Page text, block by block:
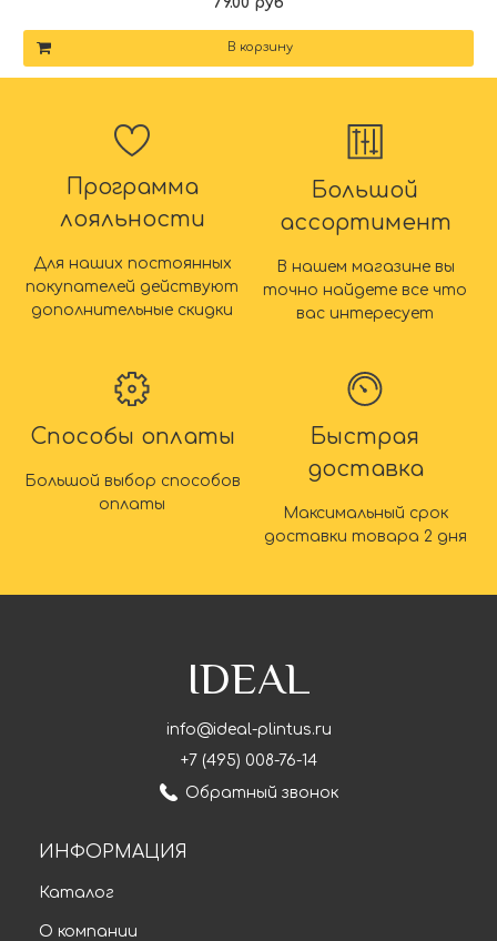
В корзину
Программа
лояльности
Для наших постоянных
покупателей действуют
дополнительные скидки
Большой
ассортимент
В нашем магазине вы
точно найдете все что
вас интересует
Способы оплаты
Большой выбор способов
оплаты
Быстрая
доставка
Максимальный срок
доставки товара 2 дня
IDEAL
info@ideal-plintus.ru
+7 (495) 008-76-14
Обратный звонок
ИНФОРМАЦИЯ
Каталог
О компании